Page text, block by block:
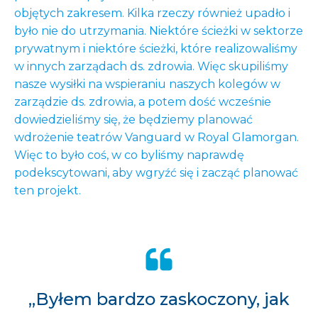
objętych zakresem. Kilka rzeczy również upadło i
było nie do utrzymania. Niektóre ścieżki w sektorze
prywatnym i niektóre ścieżki, które realizowaliśmy
w innych zarządach ds. zdrowia. Więc skupiliśmy
nasze wysiłki na wspieraniu naszych kolegów w
zarządzie ds. zdrowia, a potem dość wcześnie
dowiedzieliśmy się, że będziemy planować
wdrożenie teatrów Vanguard w Royal Glamorgan.
Więc to było coś, w co byliśmy naprawdę
podekscytowani, aby wgryźć się i zacząć planować
ten projekt.
„Byłem bardzo zaskoczony, jak